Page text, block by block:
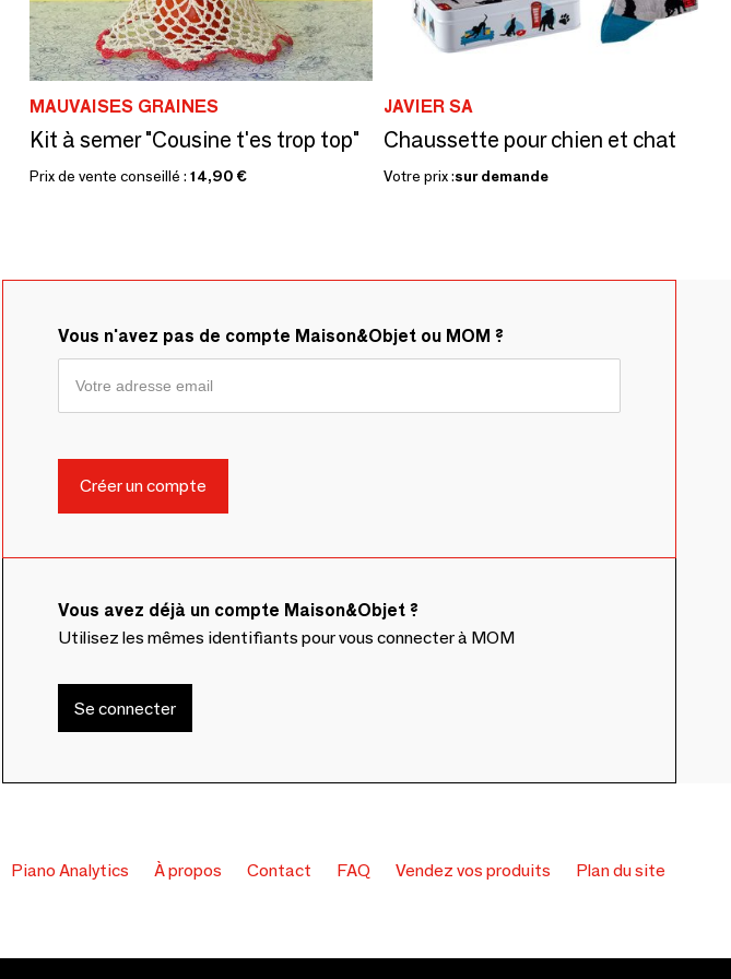
MAUVAISES GRAINES
Kit à semer "Cousine t'es trop top"
Prix de vente conseillé : 14,90 €
JAVIER SA
Chaussette pour chien et chat
Votre prix :sur demande
Vous n'avez pas de compte Maison&Objet ou MOM ?
Vous avez déjà un compte Maison&Objet ?
Utilisez les mêmes identifiants pour vous connecter à MOM
Se connecter
Piano Analytics À propos Contact FAQ Vendez vos produits Plan du site